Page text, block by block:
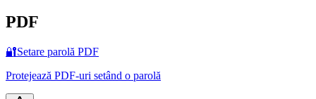
PDF
🔐Setare parolă PDF
Protejează PDF-uri setând o parolă